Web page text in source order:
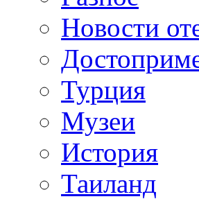
Новости
Турция
Музеи
История
Таиланд